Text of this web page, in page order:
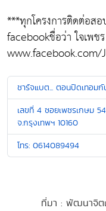
***ทุกโครงการติดต่อส
facebookชื่อว่า​ ใจเพช
www.facebook.com/
ชาร์จแบต... ตอนปิดเทอมกั
เลขที่ 4 ซอยเพชรเกษม
จ.กรุงเทพฯ 10160
โทร: 0614089494
ที่มา : พัฒนาจิต